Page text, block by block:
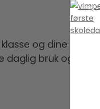
og dine
bruk og kan